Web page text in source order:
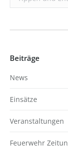
Beiträge
News
Einsätze
Veranstaltungen
Feuerwehr